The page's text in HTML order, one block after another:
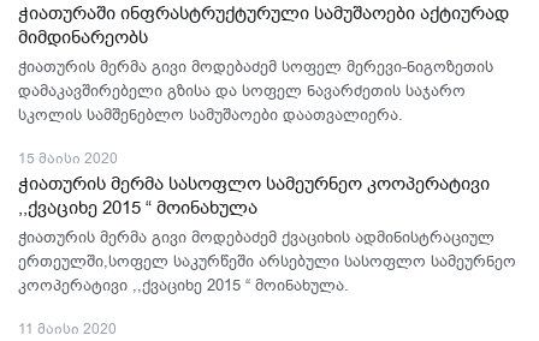
ჭიათურაში ინფრასტრუქტურული სამუშაოები აქტიურად
მიმდინარეობს
ჭიათურის მერმა გივი მოდებაძემ სოფელ მერევი-ნიგოზეთის
დამაკავშირებელი გზისა და სოფელ ნავარძეთის საჯარო
სკოლის სამშენებლო სამუშაოები დაათვალიერა.
15 მაისი 2020
ჭიათურის მერმა სასოფლო სამეურნეო კოოპერატივი
,,ქვაციხე 2015 “ მოინახულა
ჭიათურის მერმა გივი მოდებაძემ ქვაციხის ადმინისტრაციულ
ერთეულში,სოფელ საკურწეში არსებული სასოფლო სამეურნეო
კოოპერატივი ,,ქვაციხე 2015 “ მოინახულა.
11 მაისი 2020